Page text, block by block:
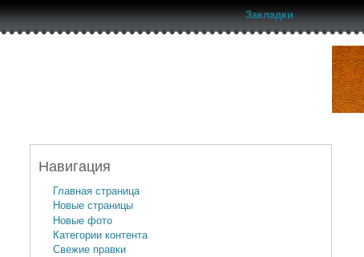
Закладки
Навигация
Главная страница
Новые страницы
Новые фото
Категории контента
Свежие правки